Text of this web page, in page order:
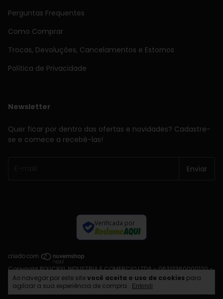
Ao navegar por este sitevocê aceita o uso de cookies para
agilizar a sua experiência de compra.
Entendi
Perguntas Frequentes
Como Comprar
Trocas, Devoluções, Cancelamentos e Estornos
Política de Privacidade
Newsletter
Quer ficar por dentro das ofertas e novidades? Cadastre-
se e comece a recebê-las!
Verificada por
Copyright POLICRYL INDUSTRIA E COMERCIO LTDA - 06313360000120 -
2026. Todos os direitos reservados.